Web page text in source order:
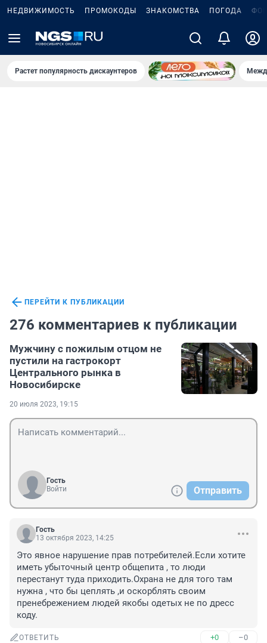
НЕДВИЖИМОСТЬ ПРОМОКОДЫ ЗНАКОМСТВА ПОГОДА
Растет популярность дискаунтеров
ПЕРЕЙТИ К ПУБЛИКАЦИИ
276 комментариев к публикации
Мужчину с пожилым отцом не
пустили на гастрокорт
Центрального рынка в
Новосибирске
20 июля 2023, 19:15
Гость
Войти
Отправить
Гость
13 октября 2023, 14:25
Это явное нарушение прав потребителей.Если хотите
иметь убыточный центр общепита , то люди
перестанут туда приходить.Охрана не для того там
нужна , что бы цеплять ,и оскорблять своим
пренебрежением людей якобы одетых не по дресс
коду.
ОТВЕТИТЬ +0 –0